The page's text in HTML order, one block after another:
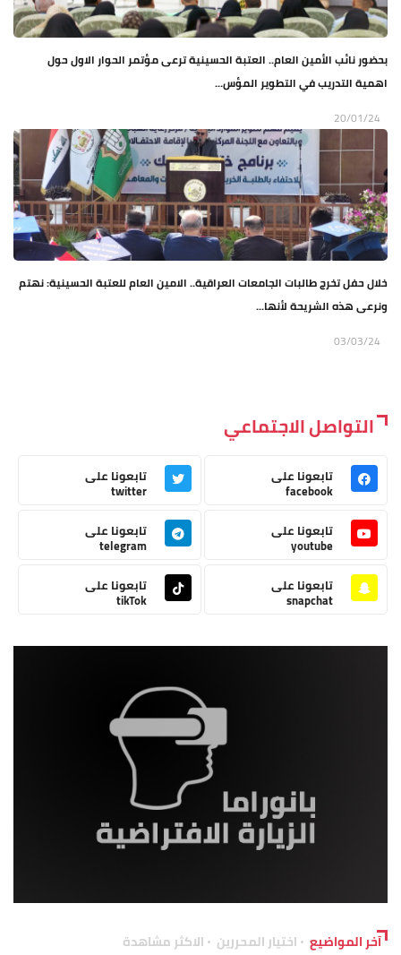
بحضور نائب الأمين العام.. العتبة الحسينية ترعى مؤتمر الحوار الاول حول
اهمية التدريب في التطوير المؤس...
20/01/24
خلال حفل تخرج طالبات الجامعات العراقية.. الامين العام للعتبة الحسينية: نهتم
ونرعى هذه الشريحة لأنها...
03/03/24
التواصل الاجتماعي
تابعونا على
facebook
تابعونا على
twitter
تابعونا على
youtube
تابعونا على
telegram
تابعونا على
snapchat
تابعونا على
tikTok
آخر المواضيع اختيار المحررين الاكثر مشاهدة